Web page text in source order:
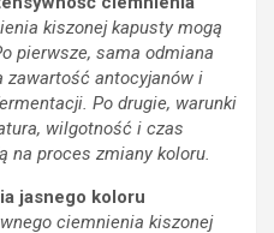
kiszonej kapusty mogą
pierwsze, sama odmiana
zawartość antocyjanów i
Po drugie, warunki
wilgotność i czas
na proces zmiany koloru.
jasnego koloru
ciemnienia kiszonej